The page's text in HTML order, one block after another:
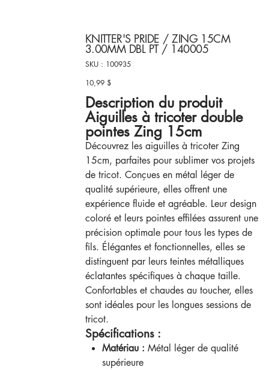
KNITTER'S PRIDE / ZING 15CM
3.00MM DBL PT / 140005
SKU :
SKU
100935
100935
Prix
10,99 $
Description du produit
Aiguilles à tricoter double
pointes Zing 15cm
Découvrez les aiguilles à tricoter Zing
15cm, parfaites pour sublimer vos projets
de tricot. Conçues en métal léger de
qualité supérieure, elles offrent une
expérience fluide et agréable. Leur design
coloré et leurs pointes effilées assurent une
précision optimale pour tous les types de
fils. Élégantes et fonctionnelles, elles se
distinguent par leurs teintes métalliques
éclatantes spécifiques à chaque taille.
Confortables et chaudes au toucher, elles
sont idéales pour les longues sessions de
tricot.
Spécifications :
Matériau : Métal léger de qualité
supérieure